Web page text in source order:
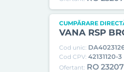
CUMPĂRARE
VANA RSP
Cod unic:
Cod CPV: 42131120-
Ofertant: RO